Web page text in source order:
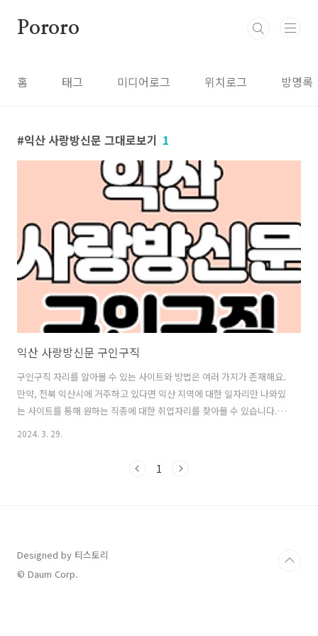
Pororo
홈 태그 미디어로그 위치로그 방명록
익산 사랑방신문 그대로보기 1
익산 사랑방신문 구인구직
구인구직 자리를 알아볼 수 있는 사이트와 방법은 여러 가지가 존재해요.
만약, 전북 익산시에 거주하고 있다면 익산 지역에 대한 일자리만 나와있
는 사이트를 통해 원하는 직종에 대한 취업자리를 찾아볼 수 있습니다.익
산 사랑방신문 홈페이지뿐만 아니라 이 방법을 이용하면 익산 지역에 대
볼 수 있습니다. 또한 익산사랑방 신문 그대로 보기 하는 법도 쉽게 할 수
2024. 3. 29.
1
Designed by 티스토리
© Daum Corp.